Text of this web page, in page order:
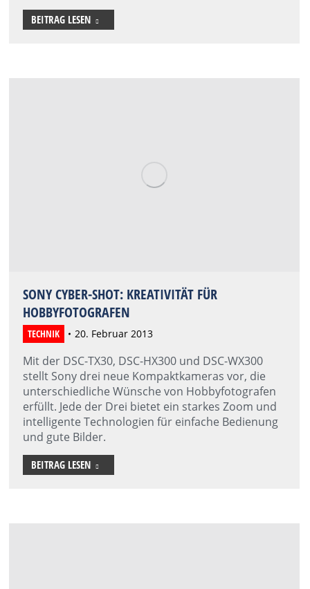
BEITRAG LESEN
SONY CYBER-SHOT: KREATIVITÄT FÜR
HOBBYFOTOGRAFEN
TECHNIK 20. Februar 2013
Mit der DSC-TX30, DSC-HX300 und DSC-WX300
stellt Sony drei neue Kompaktkameras vor, die
unterschiedliche Wünsche von Hobbyfotografen
erfüllt. Jede der Drei bietet ein starkes Zoom und
intelligente Technologien für einfache Bedienung
und gute Bilder.
BEITRAG LESEN